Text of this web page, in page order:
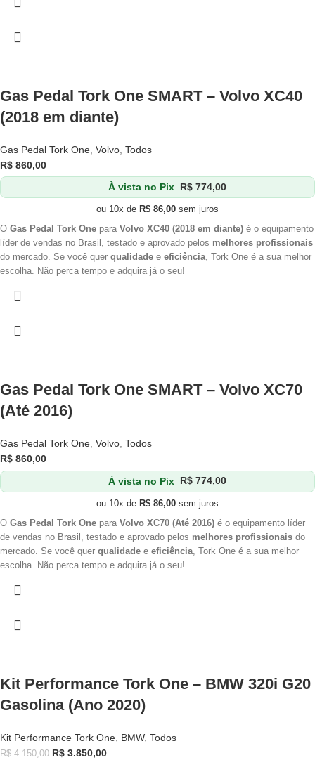
Gas Pedal Tork One SMART – Volvo XC40
(2018 em diante)
Gas Pedal Tork One Volvo Todos
R$ 860,00
À vista no Pix R$ 774,00
ou 10x de R$ 86,00 sem juros
O Gas Pedal Tork One para Volvo XC40 (2018 em diante) é o equipamento
líder de vendas no Brasil, testado e aprovado pelos melhores profissionais
do mercado. Se você quer qualidade e eficiência, Tork One é a sua melhor
escolha. Não perca tempo e adquira já o seu!
Gas Pedal Tork One SMART – Volvo XC70
(Até 2016)
Gas Pedal Tork One, Volvo, Todos
R$ 860,00
À vista no Pix R$ 774,00
ou 10x de R$ 86,00 sem juros
O Gas Pedal Tork One para Volvo XC70 (Até 2016) é o equipamento líder
de vendas no Brasil, testado e aprovado pelos melhores profissionais do
mercado. Se você quer qualidade e eficiência, Tork One é a sua melhor
escolha. Não perca tempo e adquira já o seu!
Kit Performance Tork One – BMW 320i G20
Gasolina (Ano 2020)
Kit Performance Tork One, BMW, Todos
R$4.150,00 R$ 3.850,00